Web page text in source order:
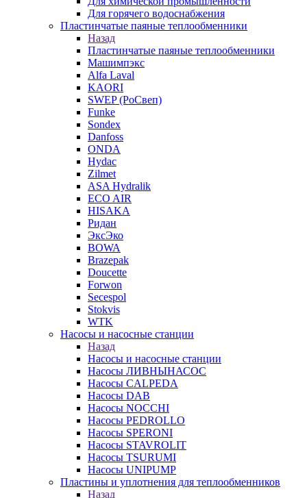
Для горячего водоснабжения
Пластинчатые паяные теплообменники
Назад
Пластинчатые паяные теплообменники
Машимпэкс
Alfa Laval
KAORI
SWEP (РоСвеп)
Funke
Sondex
Danfoss
ONDA
Hydac
Zilmet
ASA Hydralik
ECO AIR
HISAKA
Ридан
ЭксЭко
BOWA
Brazepak
Doucette
Forwon
Secespol
Stokvis
WTK
Насосы и насосные станции
Назад
Насосы и насосные станции
Насосы ЛИВНЫНАСОС
Насосы CALPEDA
Насосы DAB
Насосы NOCCHI
Насосы PEDROLLO
Насосы SPERONI
Насосы STAVROLIT
Насосы TSURUMI
Насосы UNIPUMP
Пластины и уплотнения для теплообменников
Назад